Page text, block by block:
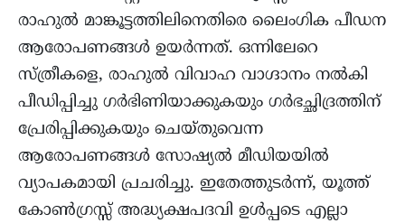
രാഹുൽ മാങ്കൂട്ടത്തിലിനെതിരെ ലൈംഗിക പീഡന
ആരോപണങ്ങൾ ഉയർന്നത്. ഒന്നിലേറെ
സ്ത്രീകളെ, രാഹുൽ വിവാഹ വാഗ്ദാനം നൽകി
പീഡിപ്പിച്ചു ഗർഭിണിയാക്കുകയും ഗർഭച്ഛിദ്രത്തിന്
പ്രേരിപ്പിക്കുകയും ചെയ്തുവെന്ന
ആരോപണങ്ങൾ സോഷ്യൽ മീഡിയയിൽ
വ്യാപകമായി പ്രചരിച്ചു. ഇതേത്തുടർന്ന്, യൂത്ത്
കോൺഗ്രസ്സ് അദ്ധ്യക്ഷപദവി ഉൾപ്പടെ എല്ലാ